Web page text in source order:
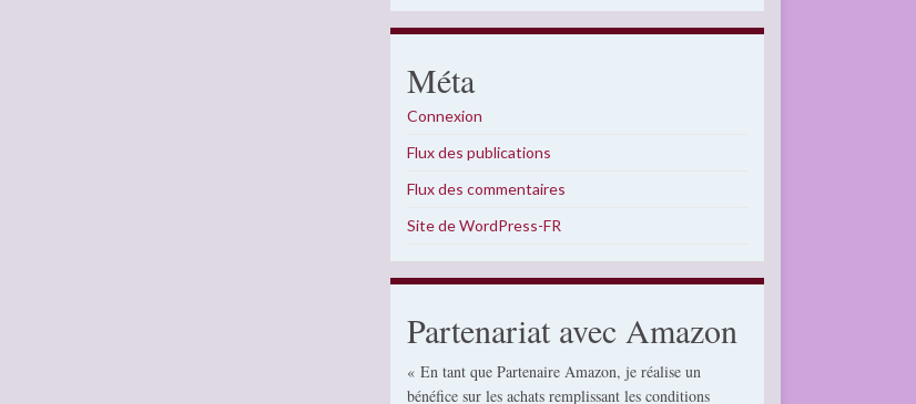
Méta
Connexion
Flux des publications
Flux des commentaires
Site de WordPress-FR
Partenariat avec Amazon
« En tant que Partenaire Amazon, je réalise un
bénéfice sur les achats remplissant les conditions